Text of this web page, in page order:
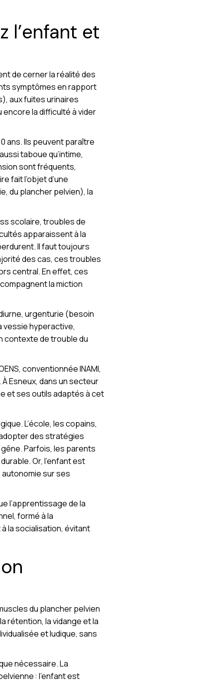
l’enfant et
de cerner la réalité des
symptômes en rapport
aux fuites urinaires
la difficulté à vider
ans. Ils peuvent paraître
taboue qu’intime,
sont fréquents,
fait l’objet d’une
du plancher pelvien), la
scolaire, troubles de
apparaissent à la
Il faut toujours
des cas, ces troubles
central. En effet, ces
la miction
urgenturie (besoin
vessie hyperactive,
contexte de trouble du
conventionnée INAMI,
Esneux, dans un secteur
et ses outils adaptés à cet
L’école, les copains,
des stratégies
gêne. Parfois, les parents
Or, l’enfant est
autonomie sur ses
l’apprentissage de la
formé à la
la socialisation, évitant
du plancher pelvien
rétention, la vidange et la
et ludique, sans
nécessaire. La
: l’enfant est